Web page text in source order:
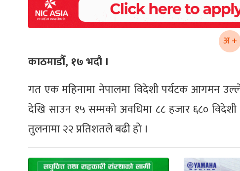
अ +
काठमाडौँ, १७ भदौ ।
गत एक महिनामा नेपालमा विदेशी पर्यटक आगमन
देखि साउन १५ सम्मको अवधिमा ८८ हजार ६८०
तुलनामा २२ प्रतिशतले बढी हो ।